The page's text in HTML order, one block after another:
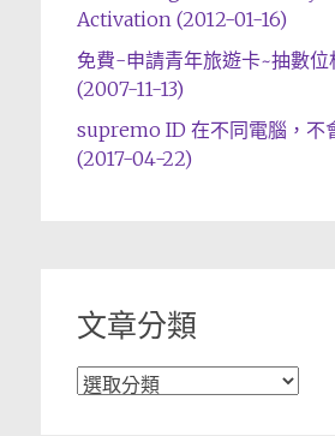
Activation (2012-01-16)
免費-申請青年旅遊卡~抽數位
(2007-11-13)
supremo ID 在不同電腦，不
(2017-04-22)
文章分類
文